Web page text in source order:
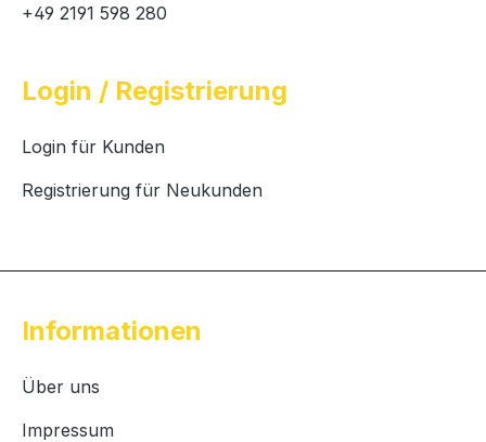
+49 2191 598 280
Login / Registrierung
Login für Kunden
Registrierung für Neukunden
Informationen
Über uns
Impressum